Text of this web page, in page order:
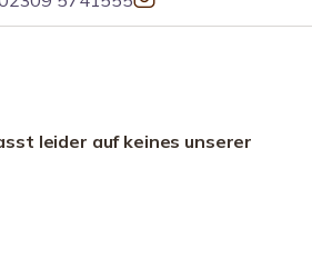
leider auf keines unserer